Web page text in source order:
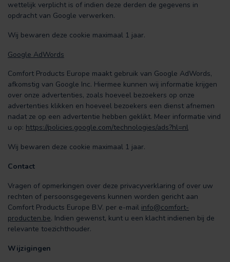
wettelijk verplicht is of indien deze derden de gegevens in
opdracht van Google verwerken.
Wij bewaren deze cookie maximaal 1 jaar.
Google AdWords
Comfort Products Europe maakt gebruik van Google AdWords,
afkomstig van Google Inc. Hiermee kunnen wij informatie krijgen
over onze advertenties, zoals hoeveel bezoekers op onze
advertenties klikken en hoeveel bezoekers een dienst afnemen
nadat ze op een advertentie hebben geklikt. Meer informatie vind
u op: https://policies.google.com/technologies/ads?hl=nl
Wij bewaren deze cookie maximaal 1 jaar.
Contact
Vragen of opmerkingen over deze privacyverklaring of over uw
rechten of persoonsgegevens kunnen worden gericht aan
Comfort Products Europe B.V. per e-mail info@comfort-
producten.be. Indien gewenst, kunt u een klacht indienen bij de
relevante toezichthouder.
Wijzigingen